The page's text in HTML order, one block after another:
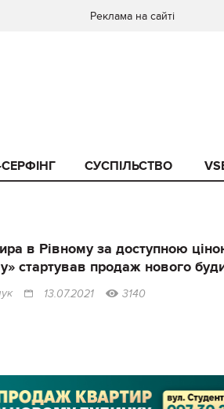
Реклама на сайті
СЕРФІНГ СУСПІЛЬСТВО
в Рівному за доступною
стартував продаж нового
13.07.2021 3140